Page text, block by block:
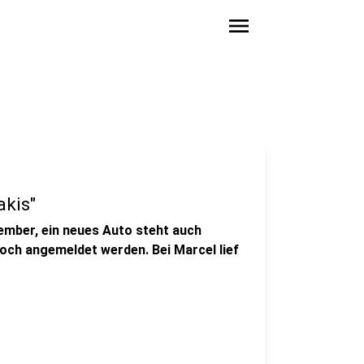
menu
ein neues Auto steht auch
angemeldet werden. Bei Marcel lief